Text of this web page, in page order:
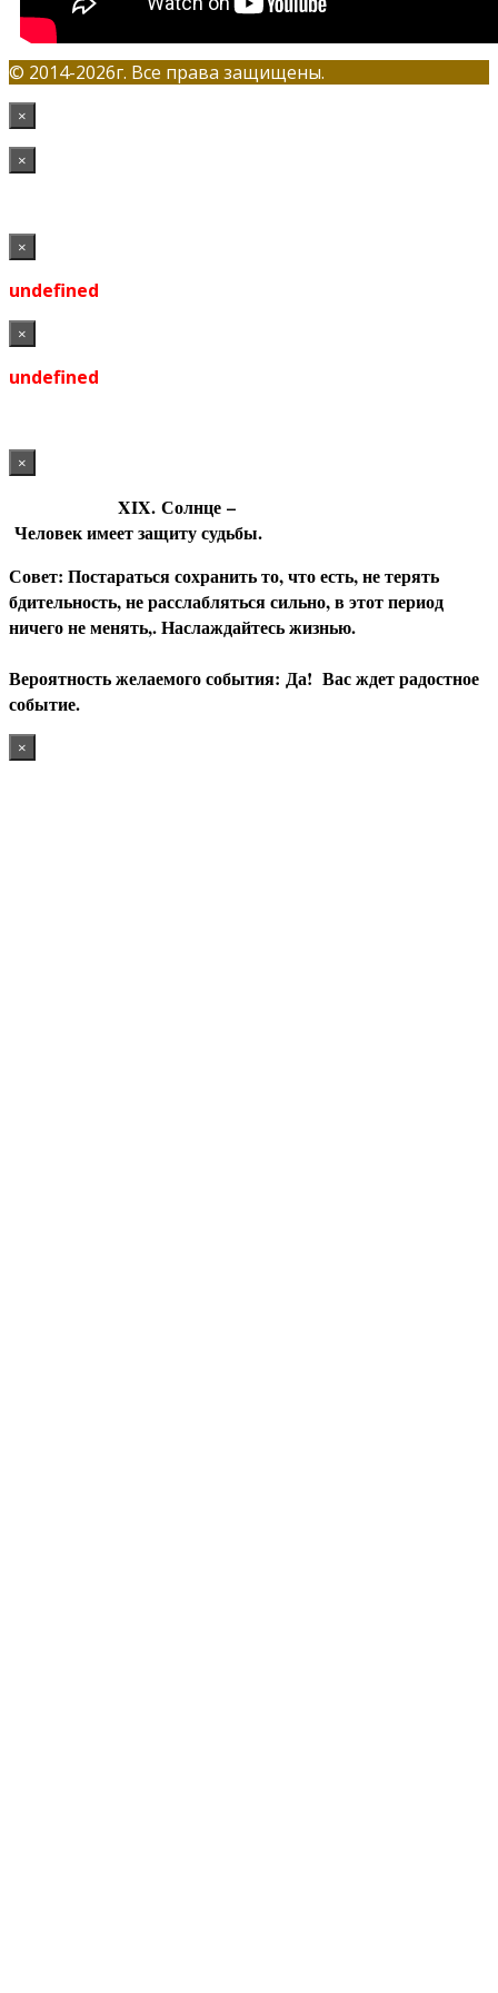
© 2014-2026г. Все права защищены.
×
×
×
undefined
×
undefined
×
XIX. Солнце –
Человек имеет защиту судьбы.
Совет: Постараться сохранить то, что есть, не терять
бдительность, не расслабляться сильно, в этот период
ничего не менять,. Наслаждайтесь жизнью.
Вероятность желаемого события: Да! Вас ждет радостное
событие.
×